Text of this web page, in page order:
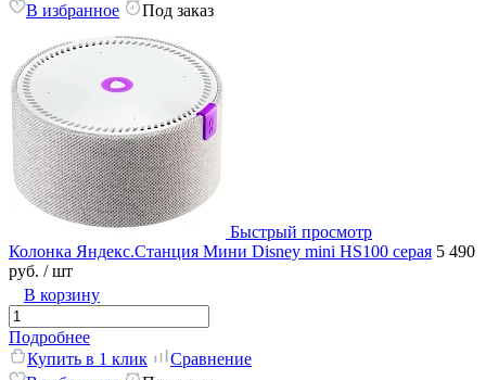
В избранное
Под заказ
Быстрый просмотр
Колонка Яндекс.Станция Мини Disney mini HS100 серая 5 490
руб. / шт
В корзину
Подробнее
Купить в 1 клик
Сравнение